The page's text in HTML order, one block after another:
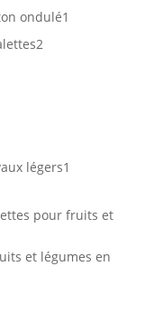
produit
ondulé1
22
produitlégers1
pour fruits et
et légumes en